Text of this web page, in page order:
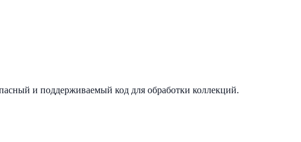
и поддерживаемый код для обработки коллекций.